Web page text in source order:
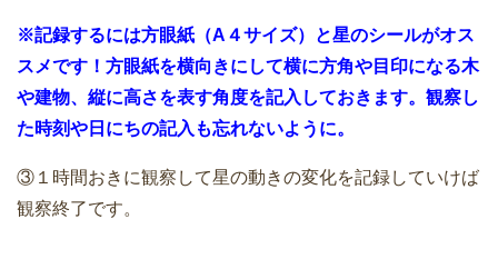
※記録するには方眼紙（A４サイズ）と星のシールがオス
スメです！方眼紙を横向きにして横に方角や目印になる木
や建物、縦に高さを表す角度を記入しておきます。観察し
た時刻や日にちの記入も忘れないように。
③１時間おきに観察して星の動きの変化を記録していけば
観察終了です。